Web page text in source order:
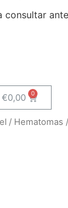
consultar
€0,00
/ Hematomas